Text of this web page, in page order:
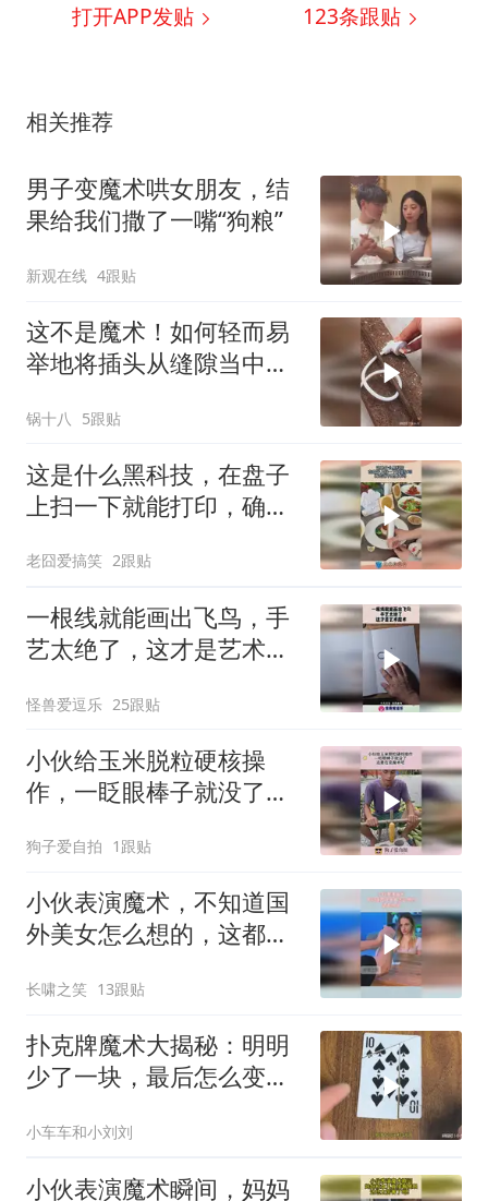
打开APP发贴 123条跟贴
相关推荐
男子变魔术哄女朋友，结
果给我们撒了一嘴“狗粮”
新观在线 4跟贴
这不是魔术！如何轻而易
举地将插头从缝隙当中抽
锅十八 5跟贴
这是什么黑科技，在盘子
上扫一下就能打印，确定
老囧爱搞笑 2跟贴
一根线就能画出飞鸟，手
艺太绝了，这才是艺术魔
怪兽爱逗乐 25跟贴
小伙给玉米脱粒硬核操
作，一眨眼棒子就没了，
狗子爱自拍 1跟贴
小伙表演魔术，不知道国
外美女怎么想的，这都相
长啸之笑 13跟贴
扑克牌魔术大揭秘：明明
少了一块，最后怎么变出
小车车和小刘刘
小伙表演魔术瞬间，妈妈